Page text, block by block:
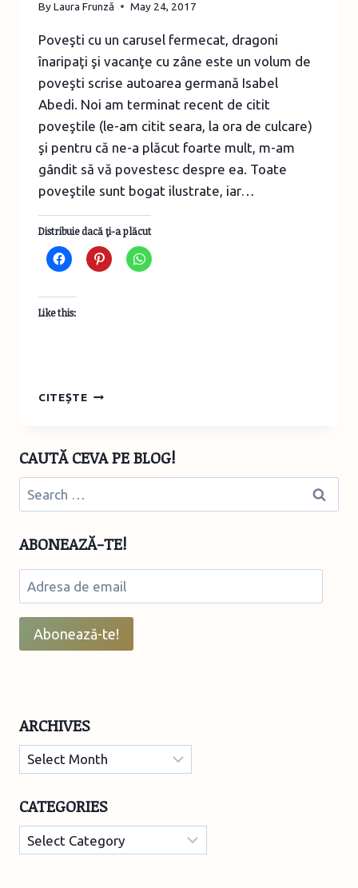
ByLaura Frunză May 24, 2017
Poveşti cu un carusel fermecat, dragoni
înaripaţi şi vacanţe cu zâne este un volum de
poveşti scrise autoarea germană Isabel
Abedi. Noi am terminat recent de citit
poveştile (le-am citit seara, la ora de culcare)
şi pentru că ne-a plăcut foarte mult, m-am
gândit să vă povestesc despre ea. Toate
poveştile sunt bogat ilustrate, iar…
Distribuie dacă ţi-a plăcut
Like this:
CITEȘTEPOVEŞTI
FERMECAT,
DRAGONI
ŞI
CU
CAUTĂ CEVA PE BLOG!
Search
for:
ABONEAZĂ-TE!
Adresa
de
email
Abonează-te!
ARCHIVES
Archives
CATEGORIES
Categories